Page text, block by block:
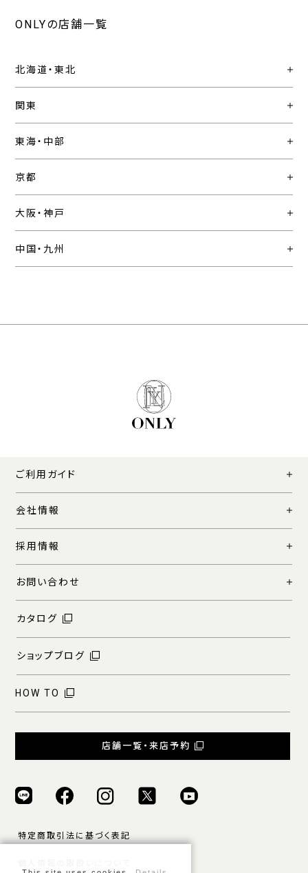
ONLYの店舗一覧
北海道・東北
関東
東海・中部
京都
大阪・神戸
中国・九州
ご利用ガイド
会社情報
採用情報
お問い合わせ
カタログ
ショップブログ
HOW TO
店舗一覧・来店予約
特定商取引法に基づく表記